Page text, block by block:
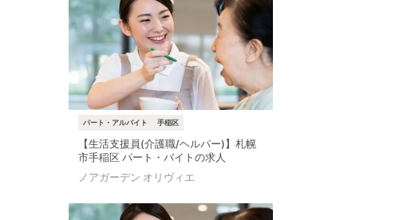
パート・アルバイト 手稲区
【生活支援員(介護職/ヘルパー)】札幌
市手稲区 パート・バイトの求人
ノアガーデン オリヴィエ